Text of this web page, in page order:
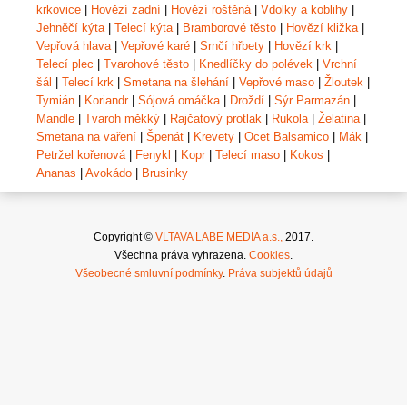
krkovice
Hovězí zadní Hovězí roštěná| Vdolky a koblihy
Jehněčí kýta| Telecí kýta| Bramborové těsto Hovězí kližka|
Vepřová hlava| Vepřové karé Srnčí hřbety Hovězí krk
Telecí plec
Tvarohové těsto Knedlíčky do polévek
Vrchní
šál
Telecí krk Smetana na šlehání Vepřové maso Žloutek
Tymián
Koriandr| Sójová omáčka| Droždí Sýr Parmazán
Mandle
Tvaroh měkký Rajčatový protlak Rukola| Želatina|
Smetana na vaření
Špenát Krevety Ocet Balsamico Mák
Petržel kořenová| Fenykl Kopr| Telecí maso Kokos
Ananas
Avokádo Brusinky
Copyright © VLTAVA LABE MEDIA a.s., 2017.
Všechna práva vyhrazena. Cookies.
Všeobecné smluvní podmínky. Práva subjektů údajů